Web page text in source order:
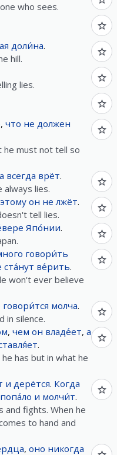
who sees.
доли́на.
hill.
lies.
, что не должен
he must not tell so
всегда врёт.
always lies.
он не лжёт.
tell lies.
Япо́нии.
говори́ть
ста́нут ве́рить.
won't ever believe
говори́тся молча.
in silence.
, чем он владе́ет, а
.
has but in what he
и дерётся. Когда
попа́ло и молчи́т.
and fights. When he
to hand and
, оно никогда